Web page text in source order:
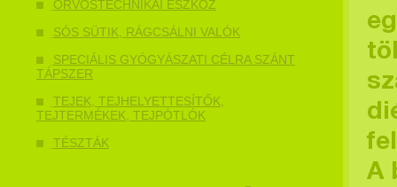
ORVOSTECHNIKAI ESZKÖZ
SÓS SÜTIK, RÁGCSÁLNI VALÓK
SPECIÁLIS GYÓGYÁSZATI CÉLRA SZÁNT
TÁPSZER
TEJEK, TEJHELYETTESÍTŐK,
TEJTERMÉKEK, TEJPÓTLÓK
TÉSZTÁK
A